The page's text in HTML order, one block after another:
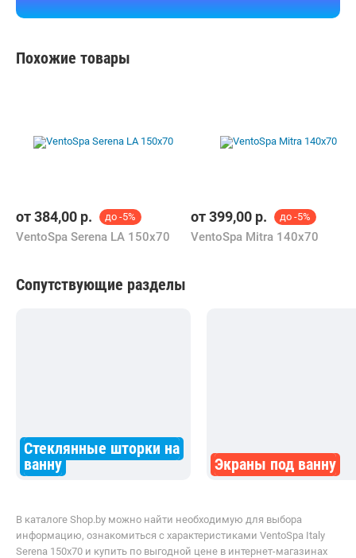
Похожие товары
от384,00 р. до -5%
VentoSpa Serena LA 150х70
от399,00 р. до -5%
VentoSpa Mitra 140x70
Сопутствующие разделы
Стеклянные шторки на
ванну
Экраны под ванну
В каталоге Shop.by можно найти необходимую для выбора
информацию, ознакомиться с характеристиками VentoSpa Italy
Serena 150х70 и купить по выгодной цене в интернет-магазинах